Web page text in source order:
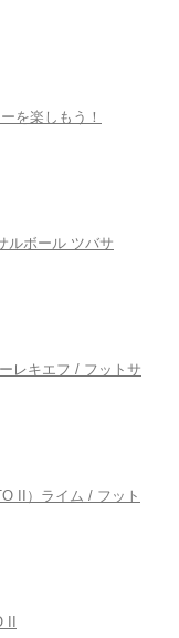
を楽しもう！
ルボール ツバサ
レキエフ / フットサ
II）ライム / フット
II